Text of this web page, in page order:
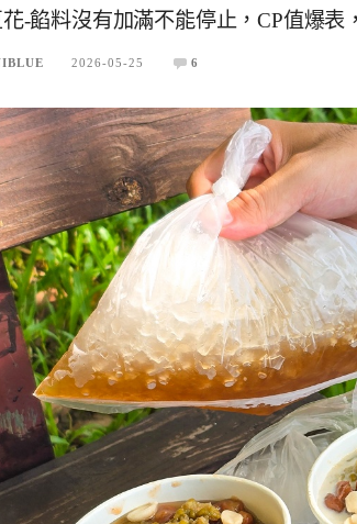
-餡料沒有加滿不能停止，CP值爆表
2026-05-25 6